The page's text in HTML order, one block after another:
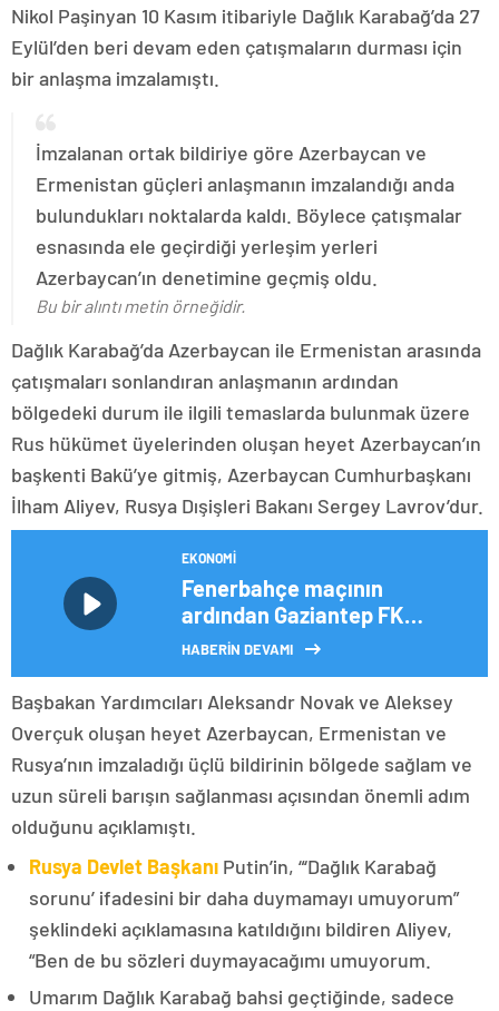
Nikol Paşinyan 10 Kasım itibariyle Dağlık Karabağ’da 27
Eylül’den beri devam eden çatışmaların durması için
bir anlaşma imzalamıştı.
İmzalanan ortak bildiriye göre Azerbaycan ve
Ermenistan güçleri anlaşmanın imzalandığı anda
bulundukları noktalarda kaldı. Böylece çatışmalar
esnasında ele geçirdiği yerleşim yerleri
Azerbaycan’ın denetimine geçmiş oldu.
Bu bir alıntı metin örneğidir.
Dağlık Karabağ’da Azerbaycan ile Ermenistan arasında
çatışmaları sonlandıran anlaşmanın ardından
bölgedeki durum ile ilgili temaslarda bulunmak üzere
Rus hükümet üyelerinden oluşan heyet Azerbaycan’ın
başkenti Bakü’ye gitmiş, Azerbaycan Cumhurbaşkanı
İlham Aliyev, Rusya Dışişleri Bakanı Sergey Lavrov’dur.
EKONOMI
Fenerbahçe maçının
ardından Gaziantep FK
Teknik Direktörü Sumudica
Direktörü Kartal
açıklamalarda bulundu
HABERİN DEVAMI
Başbakan Yardımcıları Aleksandr Novak ve Aleksey
Overçuk oluşan heyet Azerbaycan, Ermenistan ve
Rusya’nın imzaladığı üçlü bildirinin bölgede sağlam ve
uzun süreli barışın sağlanması açısından önemli adım
olduğunu açıklamıştı.
Rusya Devlet Başkanı Putin’in, “‘Dağlık Karabağ
sorunu’ ifadesini bir daha duymamayı umuyorum”
şeklindeki açıklamasına katıldığını bildiren Aliyev,
“Ben de bu sözleri duymayacağımı umuyorum.
Umarım Dağlık Karabağ bahsi geçtiğinde, sadece